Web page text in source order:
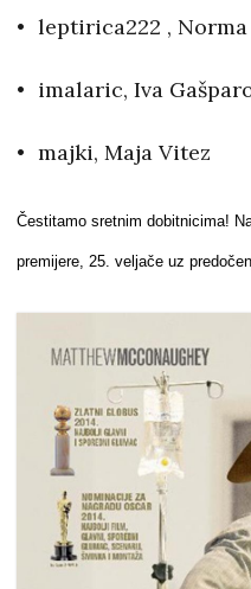
leptirica222 , Norma
imalaric, Iva
majki, Maja Vitez
Čestitamo sretnim dobitnicima!
premijere, 25. veljače uz